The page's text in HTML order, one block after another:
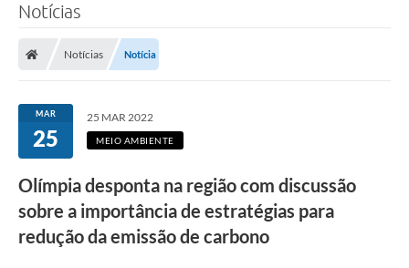
Notícias
Notícias Notícia
MAR
25
25 MAR 2022
MEIO AMBIENTE
Olímpia desponta na região com discussão
sobre a importância de estratégias para
redução da emissão de carbono